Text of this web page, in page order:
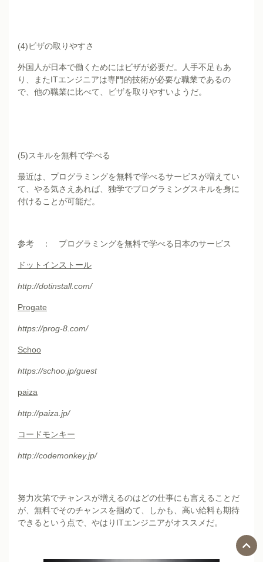
(4)ビザの取りやすさ
外国人が日本で働くためにはビザが必要だ。人手不足もあ
り、またITエンジニアは専門的技術が必要な職業であるの
で、他の職業に比べて、ビザを取りやすいようだ。
(5)スキルを無料で学べる
最近は、プログラミングを無料で学べるサービスが増えてい
て、やる気さえあれば、独学でプログラミングスキルを身に
付けることが可能だ。
参考 ： プログラミングを無料で学べる日本のサービス
ドットインストール
http://dotinstall.com/
Progate
https://prog-8.com/
Schoo
https://schoo.jp/guest
paiza
http://paiza.jp/
コードモンキー
http://codemonkey.jp/
努力次第でチャンスが増えるのはどの仕事にも言えることだ
が、無料でそのチャンスを掴めて、しかも、高い給料も期待
できるという点で、やはりITエンジニアがオススメだ。